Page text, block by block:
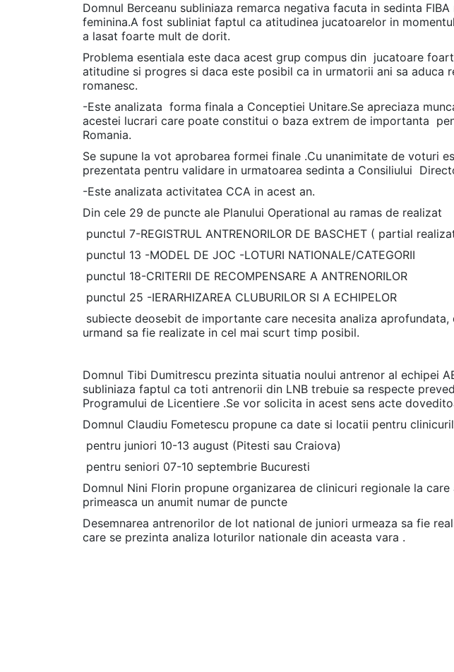
Domnul Berceanu subliniaza remarca negativa facuta in sedinta
feminina.A fost subliniat faptul ca atitudinea jucatoarelor in
a lasat foarte mult de dorit.
Problema esentiala este daca acest grup compus din jucatoare
atitudine si progres si daca este posibil ca in urmatorii ani sa aduca
romanesc.
-Este analizata forma finala a Conceptiei Unitare.Se apreciaza
acestei lucrari care poate constitui o baza extrem de importanta
Romania.
Se supune la vot aprobarea formei finale .Cu unanimitate de voturi
prezentata pentru validare in urmatoarea sedinta a Consiliului
-Este analizata activitatea CCA in acest an.
Din cele 29 de puncte ale Planului Operational au ramas de realizat
punctul 7-REGISTRUL ANTRENORILOR DE BASCHET ( partial
punctul 13 -MODEL DE JOC -LOTURI NATIONALE/CATEGORII
punctul 18-CRITERII DE RECOMPENSARE A ANTRENORILOR
punctul 25 -IERARHIZAREA CLUBURILOR SI A ECHIPELOR
subiecte deosebit de importante care necesita analiza
urmand sa fie realizate in cel mai scurt timp posibil.
Domnul Tibi Dumitrescu prezinta situatia noului antrenor al echipei
subliniaza faptul ca toti antrenorii din LNB trebuie sa respecte
Programului de Licentiere .Se vor solicita in acest sens acte
Domnul Claudiu Fometescu propune ca date si locatii pentru
pentru juniori 10-13 august (Pitesti sau Craiova)
pentru seniori 07-10 septembrie Bucuresti
Domnul Nini Florin propune organizarea de clinicuri regionale la
primeasca un anumit numar de puncte
Desemnarea antrenorilor de lot national de juniori urmeaza sa fie
care se prezinta analiza loturilor nationale din aceasta vara .